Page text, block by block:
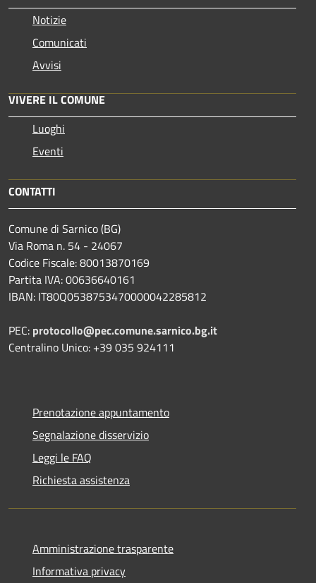
Notizie
Comunicati
Avvisi
VIVERE IL COMUNE
Luoghi
Eventi
CONTATTI
Comune di Sarnico (BG)
Via Roma n. 54 - 24067
Codice Fiscale: 80013870169
Partita IVA: 00636640161
IBAN: IT80Q0538753470000042285812
PEC: protocollo@pec.comune.sarnico.bg.it
Centralino Unico: +39 035 924111
Prenotazione appuntamento
Segnalazione disservizio
Leggi le FAQ
Richiesta assistenza
Amministrazione trasparente
Informativa privacy